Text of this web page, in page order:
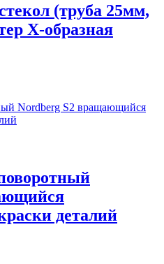
(труба 25мм,
Х-образная
деталий